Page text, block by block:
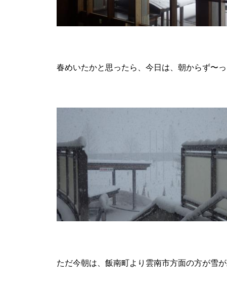
春めいたかと思ったら、今日は、朝からず〜っ
ただ今朝は、飯南町より雲南市方面の方が雪が